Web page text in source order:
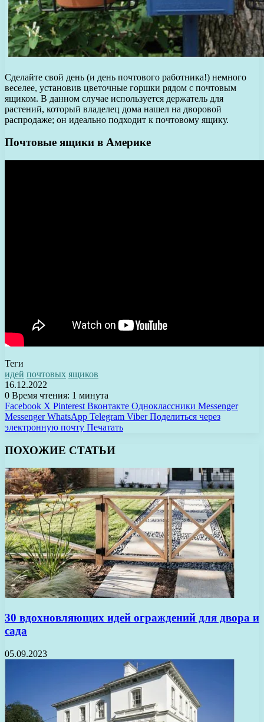
Сделайте свой день (и день почтового работника!) немного
веселее, установив цветочные горшки рядом с почтовым
ящиком. В данном случае используется держатель для
растений, который владелец дома нашел на дворовой
распродаже; он идеально подходит к почтовому ящику.
Почтовые ящики в Америке
Теги
идей почтовых ящиков
16.12.2022
0 Время чтения: 1 минута
Facebook X Pinterest Вконтакте Одноклассники Messenger
Messenger WhatsApp Telegram Viber Поделиться через
электронную почту Печатать
ПОХОЖИЕ СТАТЬИ
30 вдохновляющих идей ограждений для двора и
сада
05.09.2023